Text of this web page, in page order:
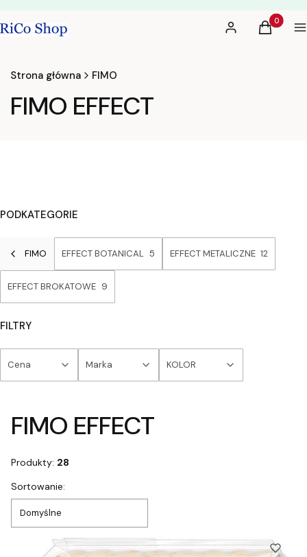
Zaloguj sięProdukty
Koszyk
Strona główna FIMO
FIMO EFFECT
PODKATEGORIE
FIMO EFFECT BOTANICAL 5 EFFECT METALICZNE 12
EFFECT BROKATOWE 9
FILTRY
Cena Marka KOLOR
FIMO EFFECT
Produkty: 28
Lista produktów
Sortowanie:
Domyślne